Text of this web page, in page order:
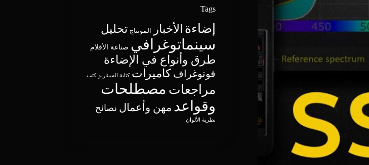
Tags
إضاءة الأخبار المونتاج تحليل
سينماتوغرافي صناعة الأفلام
طرق وأنواع في الإضاءة
فوتوغراف كاميرات كتابة السيناريو كتب
مراجعات مصطلحات
وقواعد مهن وأعمال نصائح
نظرية الألوان